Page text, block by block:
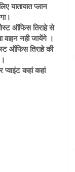
यातायात प्लान
ऑफिस तिराहे से
नही जायेंगे ।
ऑफिस तिराहे की
कहां कहां